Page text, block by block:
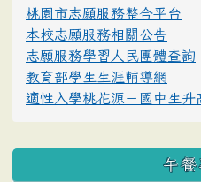
桃園市志願服務整合平台
本校志願服務相關公告
志願服務學習人民團體查詢
教育部學生生涯輔導網
適性入學桃花源－國中生升
午餐